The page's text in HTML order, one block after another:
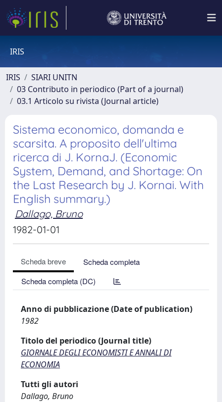
IRIS
IRIS
SIARI UNITN
03 Contributo in periodico (Part of a journal)
03.1 Articolo su rivista (Journal article)
Sistema economico, domanda e
scarsita. A proposito dell'ultima
ricerca di J. KornaJ. (Economic
System, Demand, and Shortage: On
the Last Research by J. Kornai. With
English summary.)
Dallago, Bruno
1982-01-01
Scheda breve
Scheda completa
Scheda completa (DC)
Anno di pubblicazione (Date of publication)
1982
Titolo del periodico (Journal title)
GIORNALE DEGLI ECONOMISTI E ANNALI DI
ECONOMIA
Tutti gli autori
Dallago, Bruno